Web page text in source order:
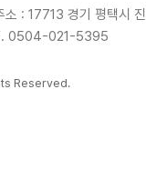
소 : 17713 경기 평택시
0504-021-5395
Reserved.